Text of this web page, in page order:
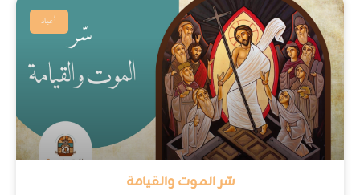
أعياد
سّر الموت والقيامة